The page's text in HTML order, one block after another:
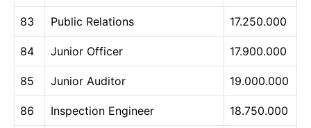
83 Public Relations 17.250.000
84 Junior Officer 17.900.000
85 Junior Auditor 19.000.000
86 Inspection Engineer 18.750.000